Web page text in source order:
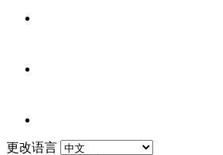
更改语言